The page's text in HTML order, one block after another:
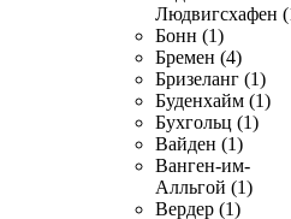
Людвигсхафен
Бонн (1)
Бремен (4)
Бризеланг (1)
Буденхайм (1)
Бухгольц (1)
Вайден (1)
Ванген-им-
Алльгой (1)
Вердер (1)